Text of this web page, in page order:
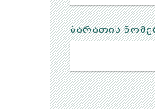
ბარათის